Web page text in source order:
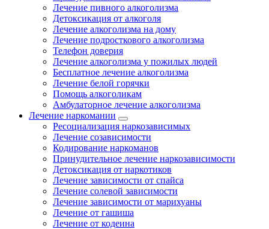
Лечение пивного алкоголизма
Детоксикация от алкоголя
Лечение алкоголизма на дому
Лечение подросткового алкоголизма
Телефон доверия
Лечение алкоголизма у пожилых людей
Бесплатное лечение алкоголизма
Лечение белой горячки
Помощь алкоголикам
Амбулаторное лечение алкоголизма
Лечение наркомании
Ресоциализация наркозависимых
Лечение созависимости
Кодирование наркоманов
Принудительное лечение наркозависимости
Детоксикация от наркотиков
Лечение зависимости от спайса
Лечение солевой зависимости
Лечение зависимости от марихуаны
Лечение от гашиша
Лечение от кодеина